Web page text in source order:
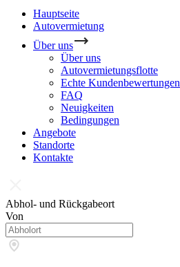
Hauptseite
Autovermietung
Über uns
Über uns
Autovermietungsflotte
Echte Kundenbewertungen
FAQ
Neuigkeiten
Bedingungen
Angebote
Standorte
Kontakte
Abhol- und Rückgabeort
Von